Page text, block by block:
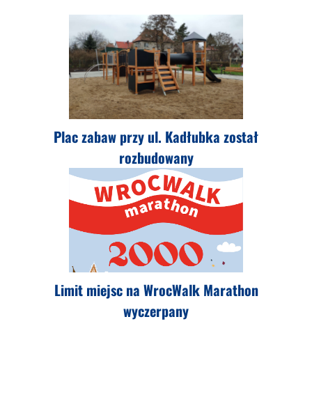
Plac zabaw przy ul. Kadłubka został
rozbudowany
Limit miejsc na WrocWalk Marathon
wyczerpany